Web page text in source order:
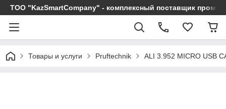
ТОО "KazSmartCompany" - комплексный поставщик
Товары и услуги Pruftechnik ALI 3.952 MICRO USB